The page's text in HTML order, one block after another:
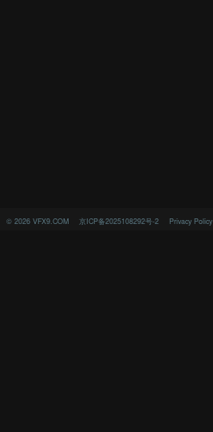
© 2026 VFX9.COM 京ICP备2025108292号-2 Privacy Policy